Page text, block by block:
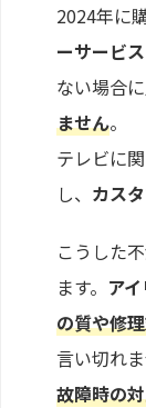
2024年に
ーサービ
ない場合に
ません。
テレビに
し、 カス
こうした不
ます。 ア
の質や修
言い切れま
故障時の